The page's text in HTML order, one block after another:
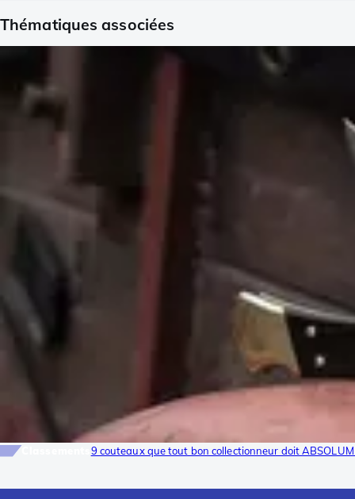
Thématiques associées
9 couteaux que tout bon collectionneur doit